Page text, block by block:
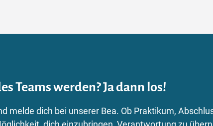
Teams werden? Ja dann los!
melde dich bei unserer Bea. Ob Praktikum,